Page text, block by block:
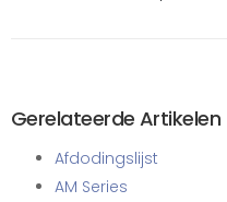
Gerelateerde Artikelen
Afdodingslijst
AM Series